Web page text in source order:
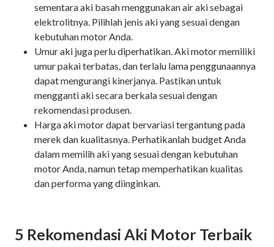
sementara aki basah menggunakan air aki sebagai
elektrolitnya. Pilihlah jenis aki yang sesuai dengan
kebutuhan motor Anda.
Umur aki juga perlu diperhatikan. Aki motor memiliki
umur pakai terbatas, dan terlalu lama penggunaannya
dapat mengurangi kinerjanya. Pastikan untuk
mengganti aki secara berkala sesuai dengan
rekomendasi produsen.
Harga aki motor dapat bervariasi tergantung pada
merek dan kualitasnya. Perhatikanlah budget Anda
dalam memilih aki yang sesuai dengan kebutuhan
motor Anda, namun tetap memperhatikan kualitas
dan performa yang diinginkan.
5 Rekomendasi Aki Motor Terbaik